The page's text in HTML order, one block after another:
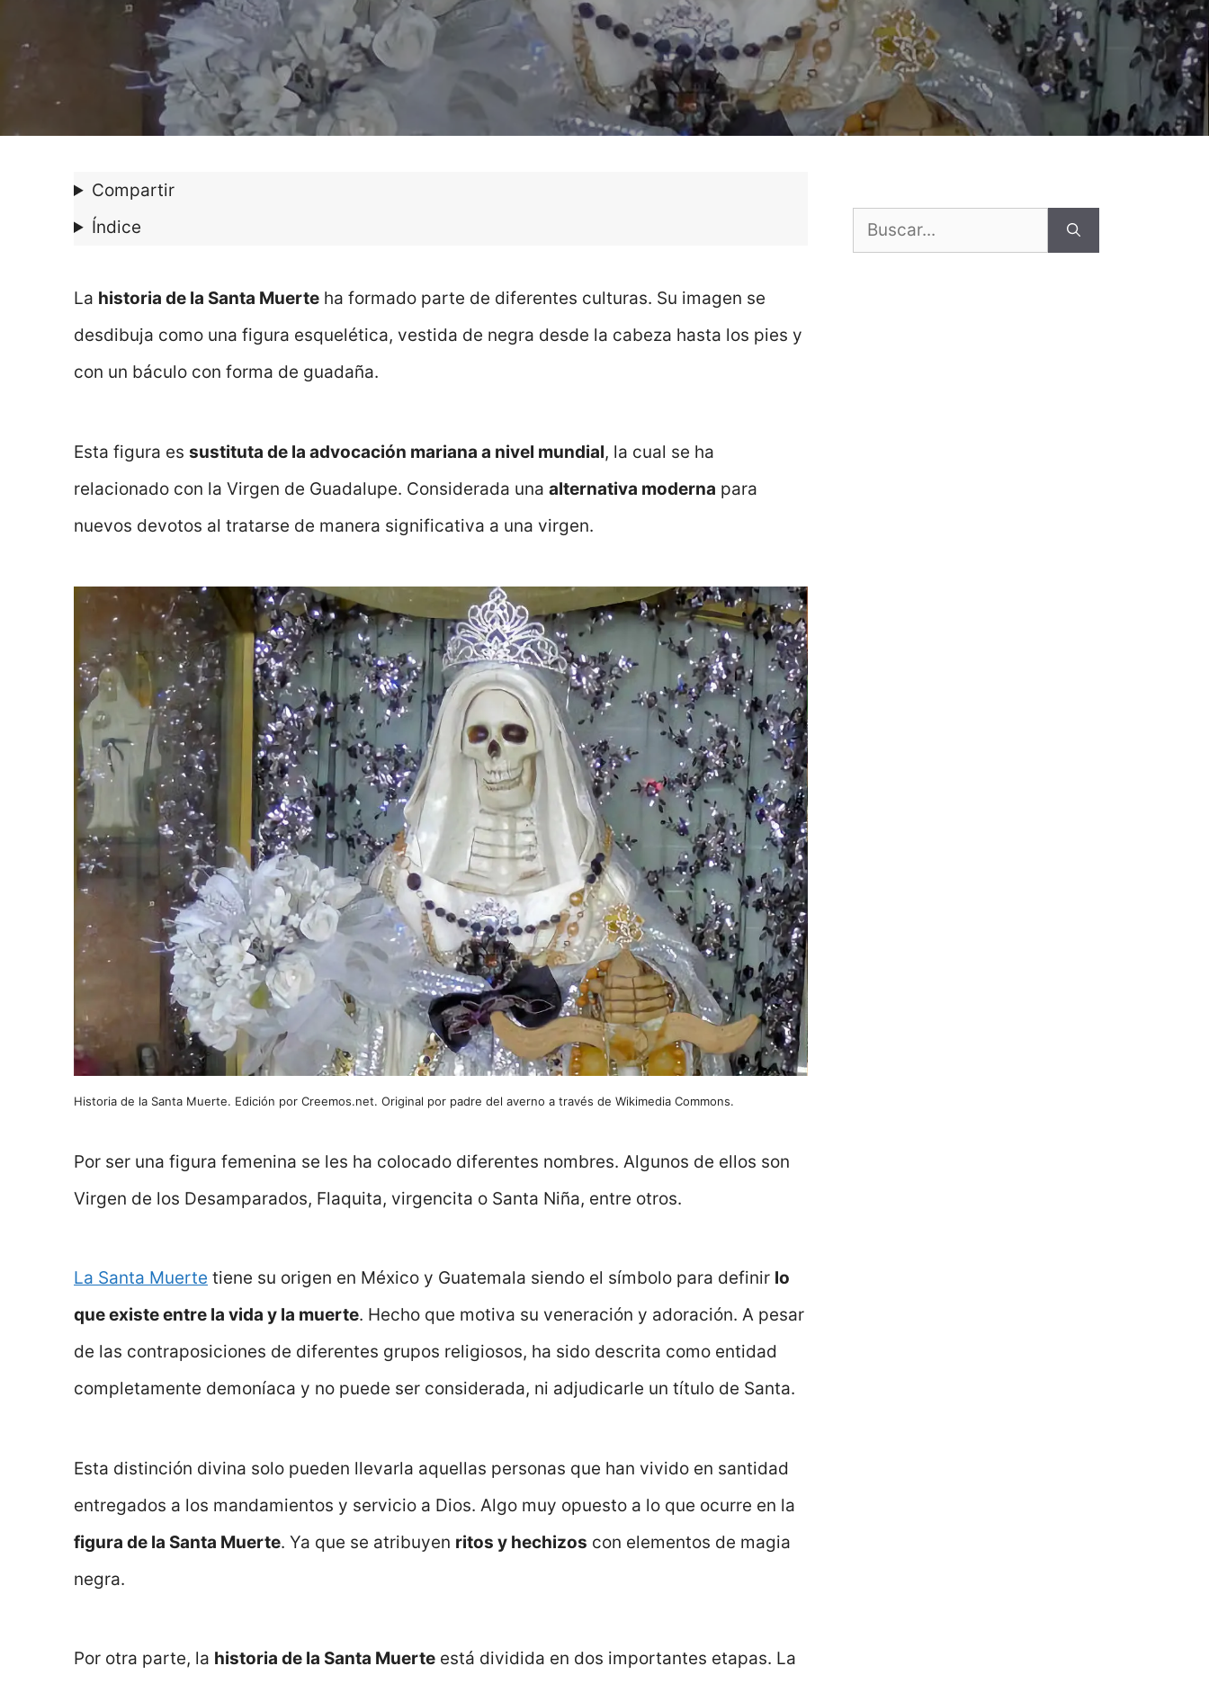
Compartir
Índice
La historia de la Santa Muerte ha formado parte de diferentes culturas. Su imagen se
desdibuja como una figura esquelética, vestida de negra desde la cabeza hasta los pies y
con un báculo con forma de guadaña.
Esta figura es sustituta de la advocación mariana a nivel mundial, la cual se ha
relacionado con la Virgen de Guadalupe. Considerada una alternativa moderna para
nuevos devotos al tratarse de manera significativa a una virgen.
Historia de la Santa Muerte. Edición por Creemos.net. Original por padre del averno a través de Wikimedia Commons.
Por ser una figura femenina se les ha colocado diferentes nombres. Algunos de ellos son
Virgen de los Desamparados, Flaquita, virgencita o Santa Niña, entre otros.
La Santa Muerte tiene su origen en México y Guatemala siendo el símbolo para definir lo
que existe entre la vida y la muerte. Hecho que motiva su veneración y adoración. A pesar
de las contraposiciones de diferentes grupos religiosos, ha sido descrita como entidad
completamente demoníaca y no puede ser considerada, ni adjudicarle un título de Santa.
Esta distinción divina solo pueden llevarla aquellas personas que han vivido en santidad
entregados a los mandamientos y servicio a Dios. Algo muy opuesto a lo que ocurre en la
figura de la Santa Muerte. Ya que se atribuyen ritos y hechizos con elementos de magia
negra.
Por otra parte, la historia de la Santa Muerte está dividida en dos importantes etapas. La
Buscar: